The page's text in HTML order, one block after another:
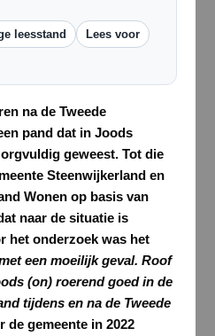
leesstand Lees voor
na de Tweede
pand dat in Joods
geweest. Tot die
Steenwijkerland en
Wonen op basis van
naar de situatie is
het onderzoek was het
een moeilijk geval. Roof
(on) roerend goed in de
tijdens en na de Tweede
de gemeente in 2022